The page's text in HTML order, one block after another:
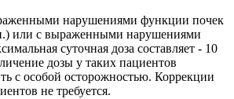
нарушениями функции почек
или с выраженными нарушениями
суточная доза составляет - 10
дозы у таких пациентов
с особой осторожностью. Коррекции
не требуется.